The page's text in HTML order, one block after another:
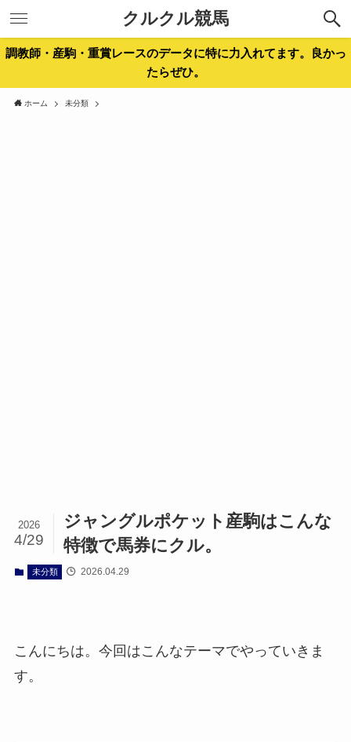
クルクル競馬
調教師・産駒・重賞レースのデータに特に力入れてます。良かっ
たらぜひ。
ホーム 未分類
ジャングルポケット産駒はこんな
特徴で馬券にクル。
2026
4/29
未分類 2026.04.29
こんにちは。今回はこんなテーマでやっていきま
す。